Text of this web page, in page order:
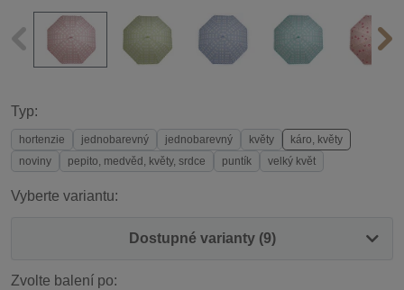
Typ:
hortenzie jednobarevný jednobarevný květy
káro, květy
noviny
pepito, medvěd, květy, srdce puntík velký květ
Vyberte variantu:
Dostupné varianty (9)
Zvolte balení po: